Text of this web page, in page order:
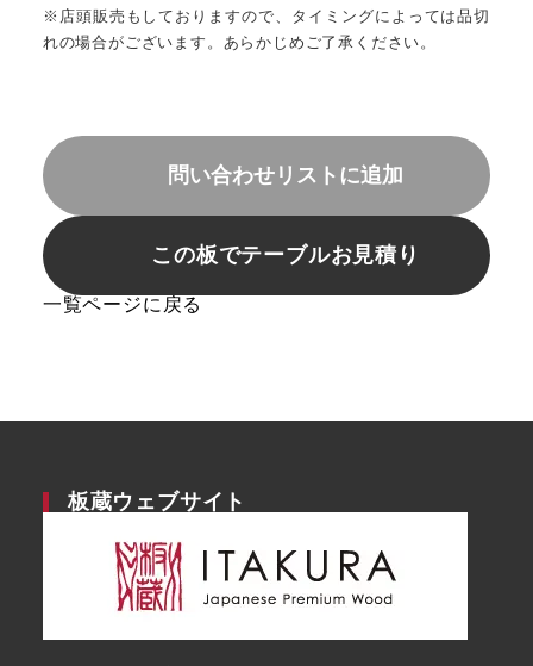
※店頭販売もしておりますので、タイミングによっては品切
れの場合がございます。あらかじめご了承ください。
問い合わせリストに追加
この板でテーブルお見積り
一覧ページに戻る
板蔵ウェブサイト